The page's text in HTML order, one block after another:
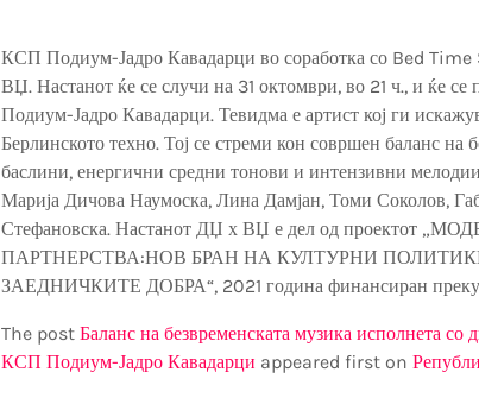
КСП Подиум-Јадро Кавадарци во соработка со Bed
ВЏ. Настанот ќе се случи на 31 октомври, во 21 ч., и ќе
Подиум-Јадро Кавадарци. Тевидма е артист кој ги
Берлинското техно. Тој се стреми кон совршен баланс на
баслини, енергични средни тонови и интензивни
Марија Дичова Наумоска, Лина Дамјан, Томи Соколов,
Стефановска. Настанот ДЏ х ВЏ е дел од проектот
ПАРТНЕРСТВА:НОВ БРАН НА КУЛТУРНИ
ЗАЕДНИЧКИТЕ ДОБРА“, 2021 година финансиран преку
The post Баланс на безвременската музика исполнета со
КСП Подиум-Јадро Кавадарци appeared first on